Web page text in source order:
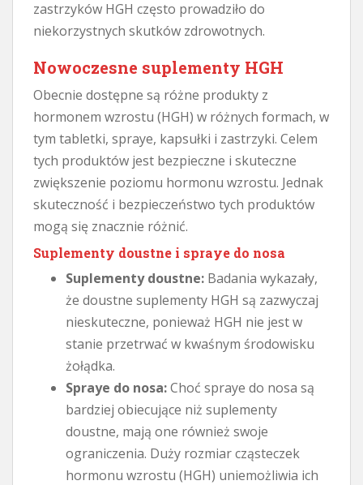
zastrzyków HGH często prowadziło do
niekorzystnych skutków zdrowotnych.
Nowoczesne suplementy HGH
Obecnie dostępne są różne produkty z
hormonem wzrostu (HGH) w różnych formach, w
tym tabletki, spraye, kapsułki i zastrzyki. Celem
tych produktów jest bezpieczne i skuteczne
zwiększenie poziomu hormonu wzrostu. Jednak
skuteczność i bezpieczeństwo tych produktów
mogą się znacznie różnić.
Suplementy doustne i spraye do nosa
Suplementy doustne: Badania wykazały,
że doustne suplementy HGH są zazwyczaj
nieskuteczne, ponieważ HGH nie jest w
stanie przetrwać w kwaśnym środowisku
żołądka.
Spraye do nosa:Choć spraye do nosa są
bardziej obiecujące niż suplementy
doustne, mają one również swoje
ograniczenia. Duży rozmiar cząsteczek
hormonu wzrostu (HGH) uniemożliwia ich